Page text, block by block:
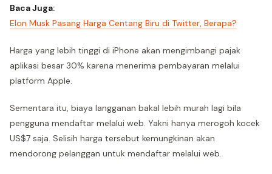
Baca Juga:
Elon Musk Pasang Harga Centang Biru di Twitter, Berapa?
Harga yang lebih tinggi di iPhone akan mengimbangi pajak
aplikasi besar 30% karena menerima pembayaran melalui
platform Apple.
Sementara itu, biaya langganan bakal lebih murah lagi bila
pengguna mendaftar melalui web. Yakni hanya merogoh kocek
US$7 saja. Selisih harga tersebut kemungkinan akan
mendorong pelanggan untuk mendaftar melalui web.